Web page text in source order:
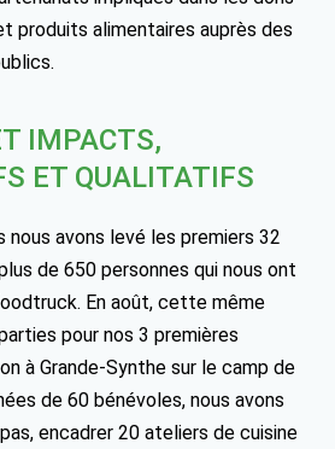
produits alimentaires auprès des
IMPACTS,
ET QUALITATIFS
nous avons levé les premiers 32
de 650 personnes qui nous ont
En août, cette même
pour nos 3 premières
à Grande-Synthe sur le camp de
de 60 bénévoles, nous avons
encadrer 20 ateliers de cuisine